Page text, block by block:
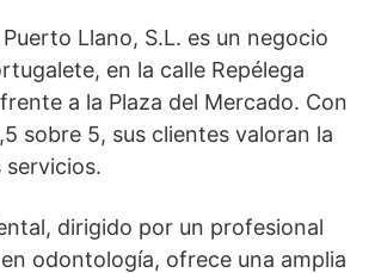
Llano, S.L. es un negocio
en la calle Repélega
a la Plaza del Mercado. Con
sobre 5, sus clientes valoran la
servicios.
dirigido por un profesional
odontología, ofrece una amplia